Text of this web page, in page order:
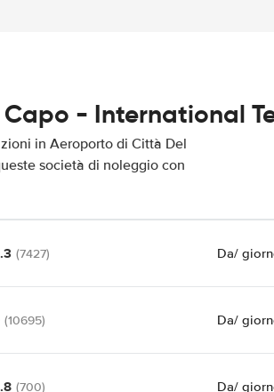
- International
in Aeroporto di Città Del
società di noleggio con
(7427) Da/
(10695) Da/
(700) Da/